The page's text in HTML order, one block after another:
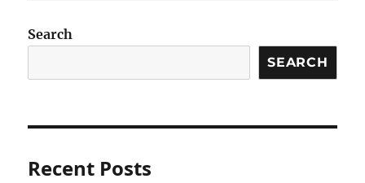
Search
SEARCH
Recent Posts